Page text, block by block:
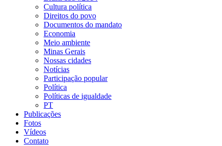
Cultura política
Direitos do povo
Documentos do mandato
Economia
Meio ambiente
Minas Gerais
Nossas cidades
Notícias
Participação popular
Política
Políticas de igualdade
PT
Publicações
Fotos
Vídeos
Contato